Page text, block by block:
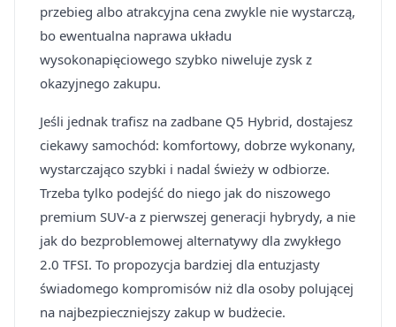
przebieg albo atrakcyjna cena zwykle nie wystarczą,
bo ewentualna naprawa układu
wysokonapięciowego szybko niweluje zysk z
okazyjnego zakupu.
Jeśli jednak trafisz na zadbane Q5 Hybrid, dostajesz
ciekawy samochód: komfortowy, dobrze wykonany,
wystarczająco szybki i nadal świeży w odbiorze.
Trzeba tylko podejść do niego jak do niszowego
premium SUV-a z pierwszej generacji hybrydy, a nie
jak do bezproblemowej alternatywy dla zwykłego
2.0 TFSI. To propozycja bardziej dla entuzjasty
świadomego kompromisów niż dla osoby polującej
na najbezpieczniejszy zakup w budżecie.